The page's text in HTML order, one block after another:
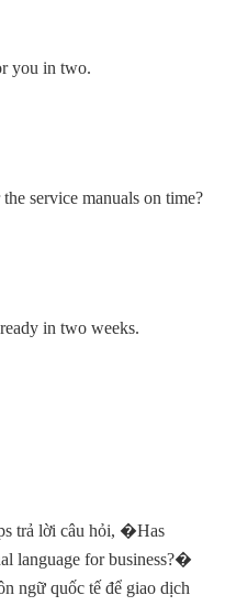
you in two.
service manuals on time?
in two weeks.
trả lời câu hỏi, �Has
language for business?�
ngữ quốc tế để giao dịch